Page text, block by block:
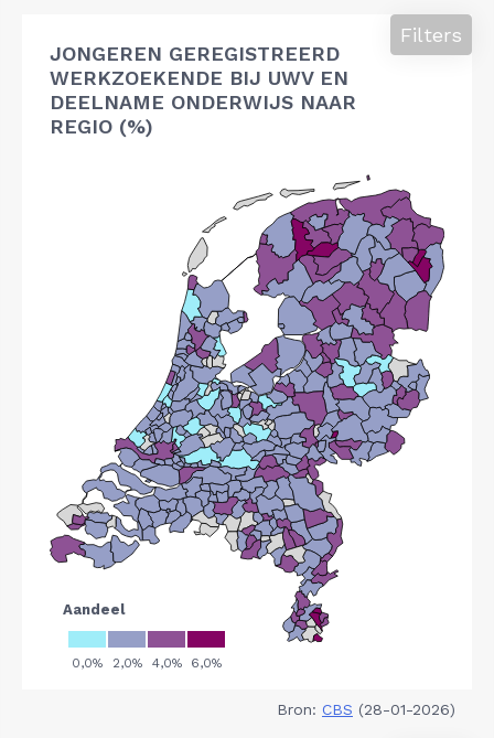
JONGEREN GEREGISTREERD
WERKZOEKENDE BIJ UWV EN
DEELNAME ONDERWIJS NAAR
REGIO (%)
Filters
Bron: CBS (28-01-2026)